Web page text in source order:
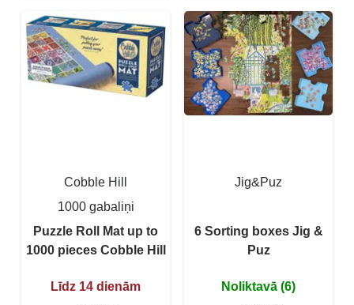
Cobble Hill
1000 gabaliņi
Puzzle Roll Mat up to
1000 pieces Cobble Hill
Līdz 14 dienām
Jig&Puz
6 Sorting boxes Jig &
Puz
Noliktavā (6)